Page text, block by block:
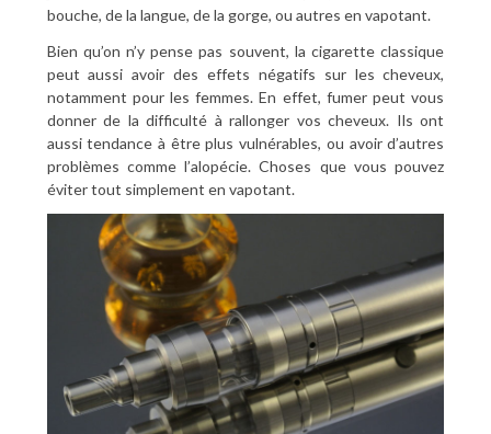
bouche, de la langue, de la gorge, ou autres en vapotant.
Bien qu’on n’y pense pas souvent, la cigarette classique
peut aussi avoir des effets négatifs sur les cheveux,
notamment pour les femmes. En effet, fumer peut vous
donner de la difficulté à rallonger vos cheveux. Ils ont
aussi tendance à être plus vulnérables, ou avoir d’autres
problèmes comme l’alopécie. Choses que vous pouvez
éviter tout simplement en vapotant.